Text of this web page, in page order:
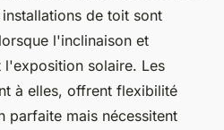
de toit sont
l'inclinaison et
solaire. Les
à elles, offrent flexibilité
parfaite mais nécessitent